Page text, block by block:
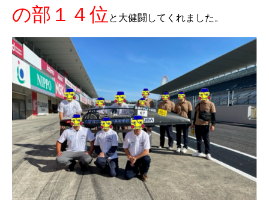
の部１４位 と大健闘してくれました。